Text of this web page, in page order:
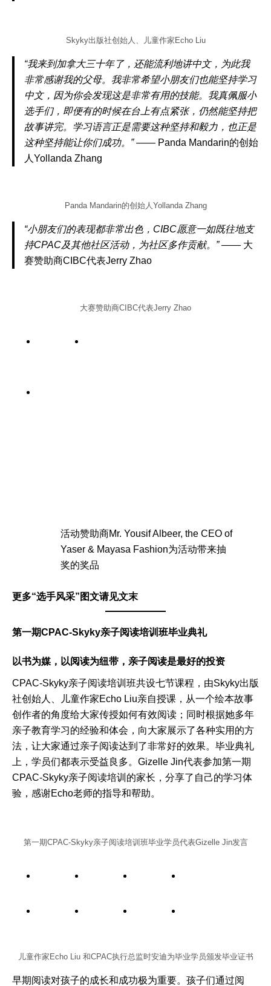
Skyky出版社创始人、儿童作家Echo Liu
“我来到加拿大三十年了，还能流利地讲中文，为此我
非常感谢我的父母。我非常希望小朋友们也能坚持学习
中文，因为你会发现这是非常有用的技能。我真佩服小
选手们，即便有的时候在台上有点紧张，仍然能坚持把
故事讲完。学习语言正是需要这种坚持和毅力，也正是
这种坚持能让你们成功。”—— Panda Mandarin的创始
人Yollanda Zhang
Panda Mandarin的创始人Yollanda Zhang
“小朋友们的表现都非常出色，CIBC愿意一如既往地支
持CPAC及其他社区活动，为社区多作贡献。”—— 大
赛赞助商CIBC代表Jerry Zhao
大赛赞助商CIBC代表Jerry Zhao
活动赞助商Mr. Yousif Albeer, the CEO of
Yaser & Mayasa Fashion为活动带来抽
奖的奖品
更多“选手风采”图文请见文末
第一期CPAC-Skyky亲子阅读培训班毕业典礼
以书为媒，以阅读为纽带，亲子阅读是最好的投资
CPAC-Skyky亲子阅读培训班共设七节课程，由Skyky出版
社创始人、儿童作家Echo Liu亲自授课，从一个绘本故事
创作者的角度给大家传授如何有效阅读；同时根据她多年
亲子教育学习的经验和体会，向大家展示了各种实用的方
法，让大家通过亲子阅读达到了非常好的效果。毕业典礼
上，学员们都表示受益良多。Gizelle Jin代表参加第一期
CPAC-Skyky亲子阅读培训的家长，分享了自己的学习体
验，感谢Echo老师的指导和帮助。
第一期CPAC-Skyky亲子阅读培训班毕业学员代表Gizelle Jin发言
儿童作家Echo Liu 和CPAC执行总监时安迪为毕业学员颁发毕业证书
早期阅读对孩子的成长和成功极为重要。孩子们通过阅